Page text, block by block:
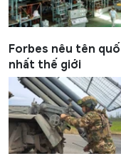
Forbes nêu tên
nhất thế giới